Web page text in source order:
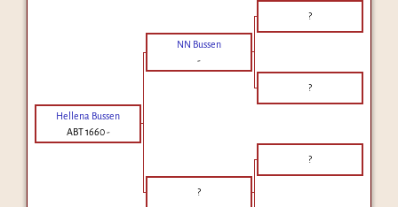
?
NN Bussen
-
?
Hellena Bussen
ABT 1660-
?
?